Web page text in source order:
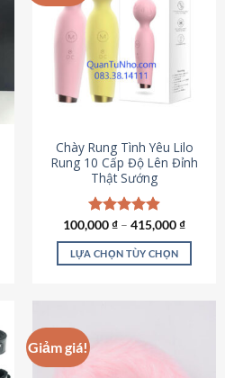
thể.
Các
chọn
thể
chọn
trên
trang
sản
phẩm
Chày Rung Tình Yêu Lilo
Rung 10 Cấp Độ Lên Đỉnh
Thật Sướng
Được xếp
hạng4.94
5 sao
100,000₫ – 415,000₫
LỰA CHỌN TÙY CHỌN
biến
Giảm giá!